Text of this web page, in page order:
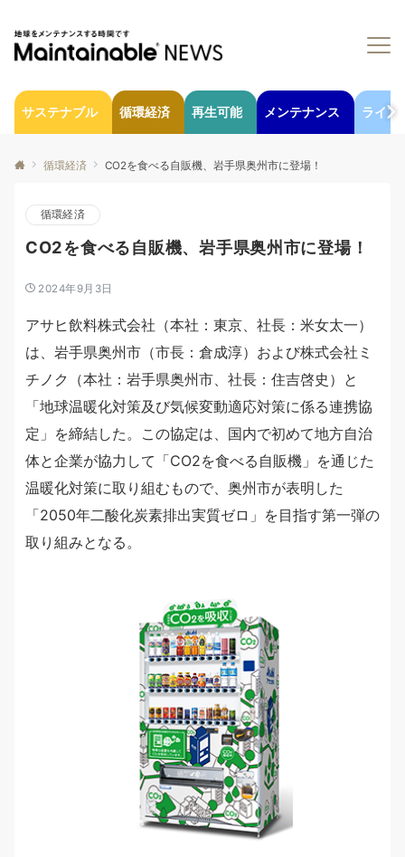
サステナブル 循環経済 再生可能 メンテナンス ライフ
循環経済 CO2を食べる自販機、岩手県奥州市に登場！
循環経済
CO2を食べる自販機、岩手県奥州市に登場！
2024年9月3日
アサヒ飲料株式会社（本社：東京、社長：米女太一）
は、岩手県奥州市（市長：倉成淳）および株式会社ミ
チノク（本社：岩手県奥州市、社長：住吉啓史）と
「地球温暖化対策及び気候変動適応対策に係る連携協
定」を締結した。この協定は、国内で初めて地方自治
体と企業が協力して「CO2を食べる自販機」を通じた
温暖化対策に取り組むもので、奥州市が表明した
「2050年二酸化炭素排出実質ゼロ」を目指す第一弾の
取り組みとなる。